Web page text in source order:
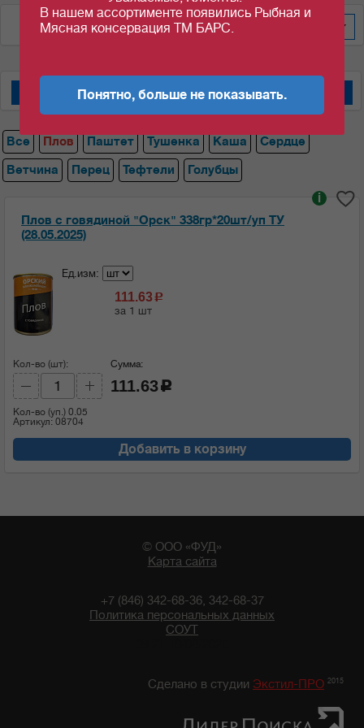
По весу за шт/кг
Мясные консервы "Барс" Мясные консервы "Орский мясокомбинат"
Все Плов Паштет Тушенка Каша
Сердце
Ветчина
Перец Тефтели Голубцы
Плов с говядиной "Орск" 338гр*20шт/уп ТУ
(28.05.2025)
i
Ед.изм:
111.63 c
за 1 шт
Кол-во (шт):
Кол-во (уп.) 0.05
Артикул: 08704
Сумма:
111.63 c
Добавить в корзину
© ООО «ФУД»
Карта сайта
+7 (846) 342-68-36, 342-68-37
Политика персональных данных
СОУТ
Сделано в студии Экстил-ПРО 2015
В нашем ассортименте появились Рыбная и
Мясная консервация ТМ БАРС.
Понятно, больше не показывать.